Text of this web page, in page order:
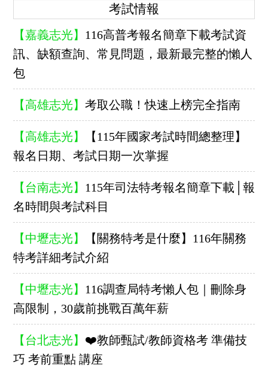
考試情報
【嘉義志光】 116高普考報名簡章下載考試資
訊、缺額查詢、常見問題，最新最完整的懶人
包
【高雄志光】 考取公職！快速上榜完全指南
【高雄志光】
【115年國家考試時間總整理】
報名日期、考試日期一次掌握
【台南志光】 115年司法特考報名簡章下載│報
名時間與考試科目
【中壢志光】
【關務特考是什麼】116年關務
特考詳細考試介紹
【中壢志光】 116調查局特考懶人包｜刪除身
高限制，30歲前挑戰百萬年薪
【台北志光】 ❤️教師甄試/教師資格考 準備技
巧 考前重點 講座